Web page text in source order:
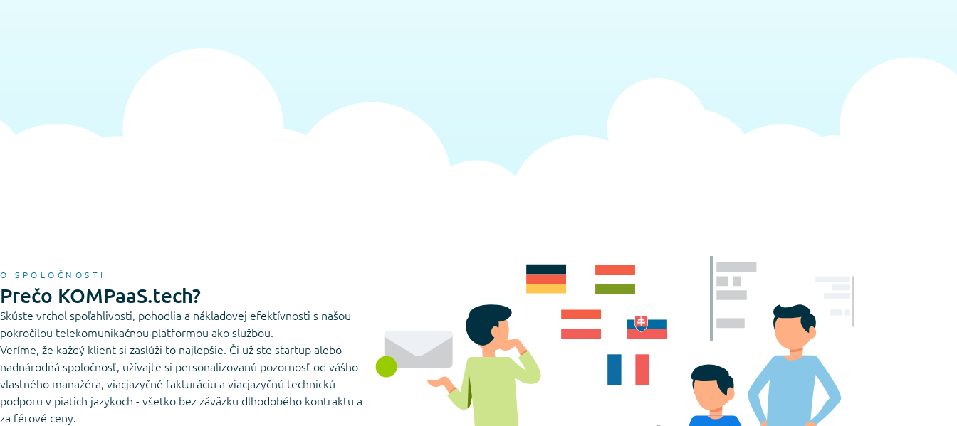
O SPOLOČNOSTI
Prečo KOMPaaS.tech?
Skúste vrchol spoľahlivosti, pohodlia a nákladovej efektívnosti s našou
pokročilou telekomunikačnou platformou ako službou.
Veríme, že každý klient si zaslúži to najlepšie. Či už ste startup alebo
nadnárodná spoločnosť, užívajte si personalizovanú pozornosť od vášho
vlastného manažéra, viacjazyčné fakturáciu a viacjazyčnú technickú
podporu v piatich jazykoch - všetko bez záväzku dlhodobého kontraktu a
za férové ceny.